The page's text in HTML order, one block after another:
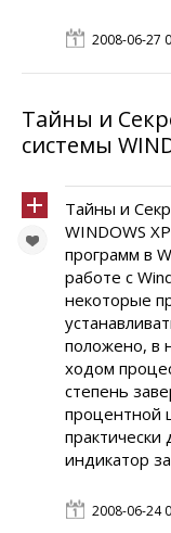
2008-06-27
Тайны и
системы
Тайны и
WINDOWS
программ в
работе с
некоторые
положено, в
ходом
степень
процентной
практически
индикатор
2008-06-24